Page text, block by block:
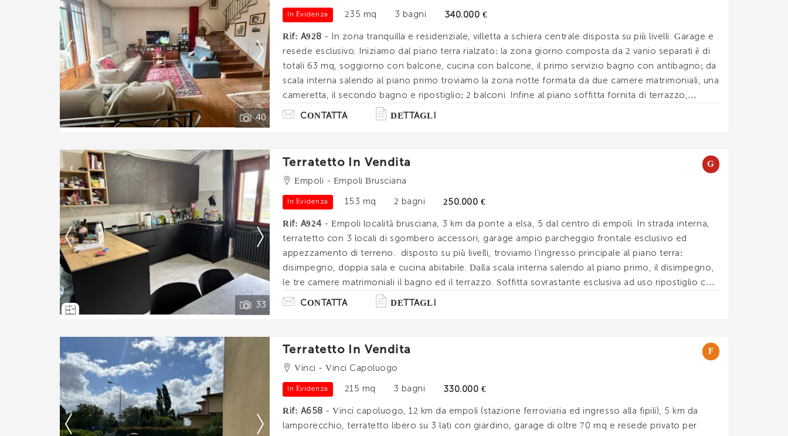
40
Contatta
--------------------
Vedi tutti i dettagli
In Evidenza 235 mq 3 bagni 340.000 €
Rif: A928 - In zona tranquilla e residenziale, villetta a schiera centrale disposta su più livelli. Garage e
resede esclusivo. Iniziamo dal piano terra rialzato: la zona giorno composta da 2 vanio separati è di
totali 63 mq, soggiorno con balcone, cucina con balcone, il primo servizio bagno con antibagno; da
scala interna salendo al piano primo troviamo la zona notte formata da due camere matrimoniali, una
cameretta, il secondo bagno e ripostiglio; 2 balconi. Infine al piano soffitta fornita di terrazzo,
ulteriore stanza studio/hobby/camera. nel p. . .
CONTATTA DETTAGLI
33
Ti interessa?
Contatta
--------------------
Vedi tutti i dettagli
Terratetto In Vendita
G
Empoli - Empoli Brusciana
In Evidenza 153 mq 2 bagni 250.000 €
Rif: A924 - Empoli località brusciana, 3 km da ponte a elsa, 5 dal centro di empoli. In strada interna,
terratetto con 3 locali di sgombero accessori, garage ampio parcheggio frontale esclusivo ed
appezzamento di terreno. disposto su più livelli, troviamo l'ingresso principale al piano terra:
disimpegno, doppia sala e cucina abitabile. Dalla scala interna salendo al piano primo, il disimpegno,
le tre camere matrimoniali il bagno ed il terrazzo. Soffitta sovrastante esclusiva ad uso ripostiglio con
accesso da scala retrattile. L'immobile è stato. . .
CONTATTA DETTAGLI
Ti interessa?
Contatta
--------------------
Terratetto In Vendita
F
Vinci - Vinci Capoluogo
In Evidenza 215 mq 3 bagni 330.000 €
Rif: A658 - Vinci capoluogo, 12 km da empoli (stazione ferroviaria ed ingresso alla fipili), 5 km da
lamporecchio, terratetto libero su 3 lati con giardino, garage di oltre 70 mq e resede privato per